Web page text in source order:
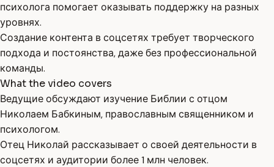
психолога помогает оказывать поддержку на разных
уровнях.
Создание контента в соцсетях требует творческого
подхода и постоянства, даже без профессиональной
команды.
What the video covers
Ведущие обсуждают изучение Библии с отцом
Николаем Бабкиным, православным священником и
психологом.
Отец Николай рассказывает о своей деятельности в
соцсетях и аудитории более 1 млн человек.